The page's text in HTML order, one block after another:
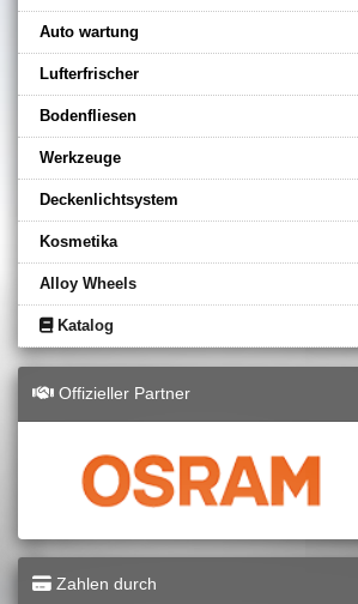
Auto wartung
Lufterfrischer
Bodenfliesen
Werkzeuge
Deckenlichtsystem
Kosmetika
Alloy Wheels
Katalog
Offizieller Partner
Zahlen durch